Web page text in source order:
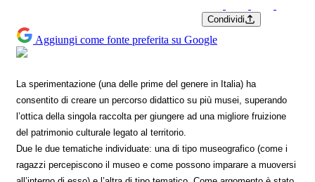
Condividi
Aggiungi come fonte preferita su Google
La sperimentazione (una delle prime del genere in Italia) ha
consentito di creare un percorso didattico su più musei, superando
l’ottica della singola raccolta per giungere ad una migliore fruizione
del patrimonio culturale legato al territorio.
Due le due tematiche individuate: una di tipo museografico (come i
ragazzi percepiscono il museo e come possono imparare a muoversi